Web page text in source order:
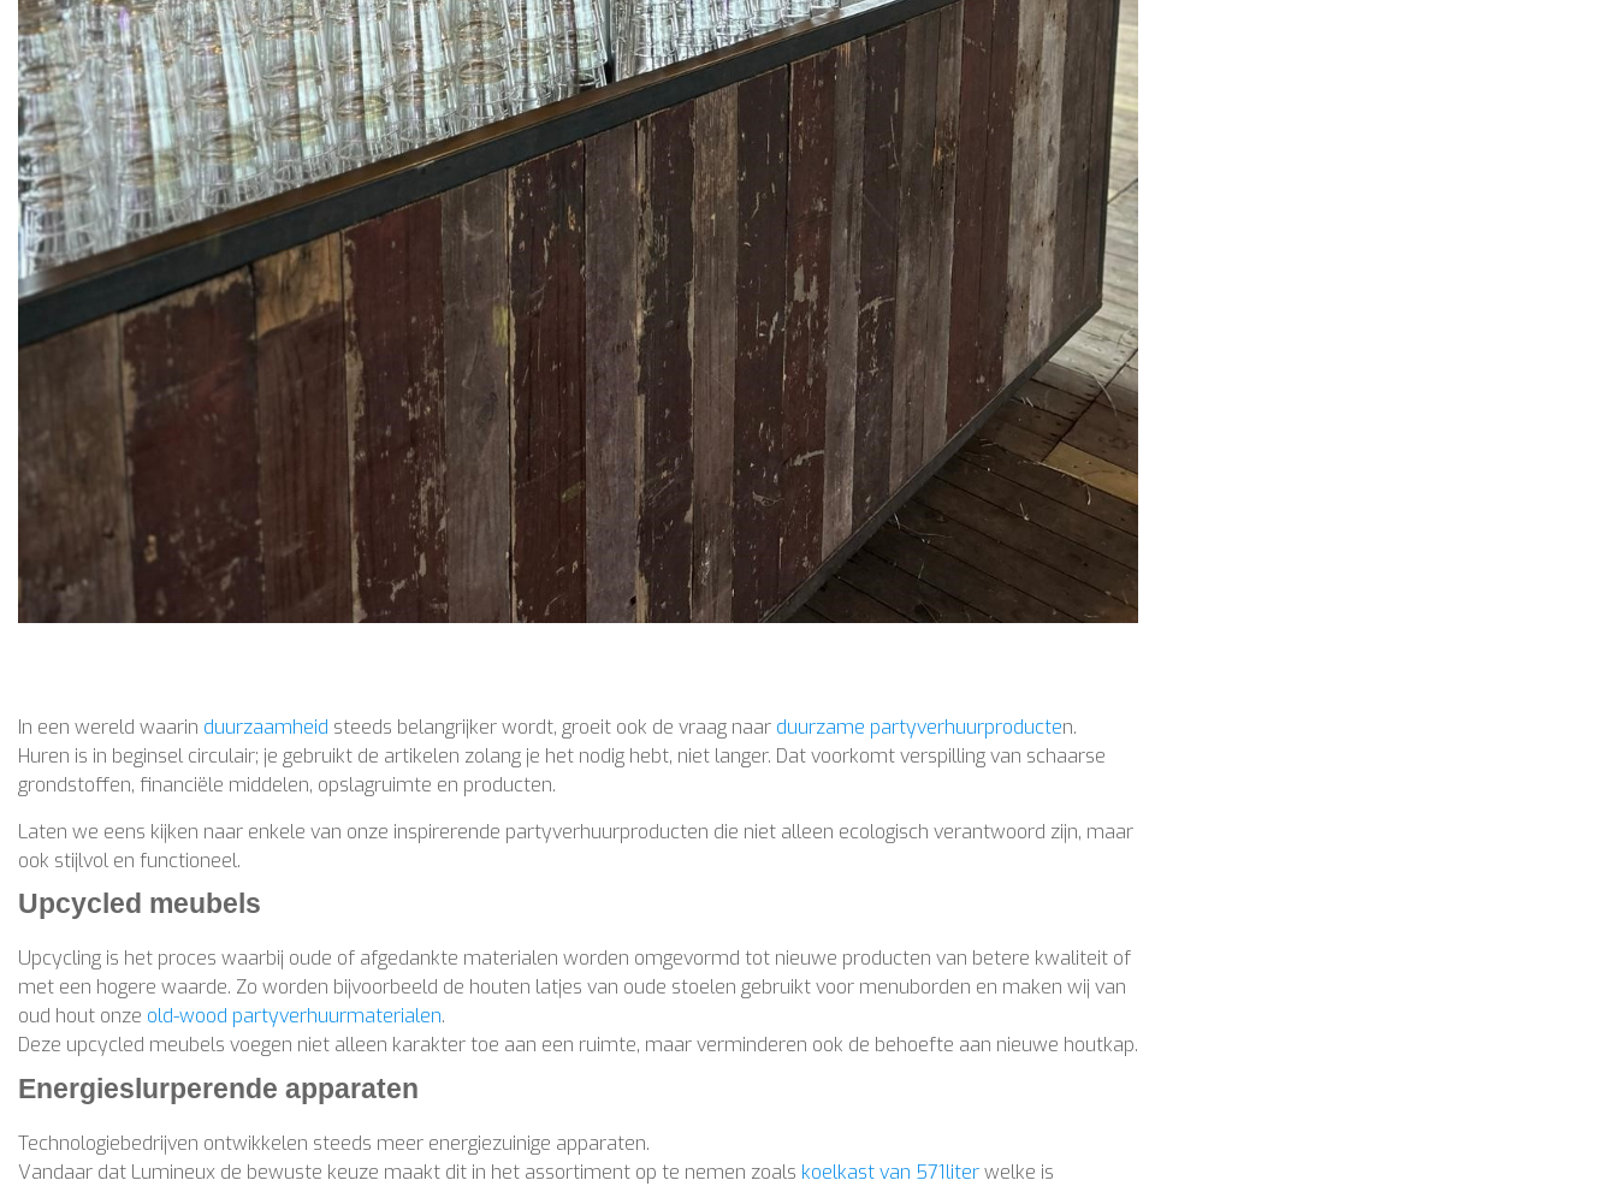
In een wereld waarin duurzaamheid steeds belangrijker wordt, groeit ook de vraag naar duurzame partyverhuurproducten.
Huren is in beginsel circulair; je gebruikt de artikelen zolang je het nodig hebt, niet langer. Dat voorkomt verspilling van schaarse
grondstoffen, financiële middelen, opslagruimte en producten.
Laten we eens kijken naar enkele van onze inspirerende partyverhuurproducten die niet alleen ecologisch verantwoord zijn, maar
ook stijlvol en functioneel.
Upcycled meubels
Upcycling is het proces waarbij oude of afgedankte materialen worden omgevormd tot nieuwe producten van betere kwaliteit of
met een hogere waarde. Zo worden bijvoorbeeld de houten latjes van oude stoelen gebruikt voor menuborden en maken wij van
oud hout onze old-wood partyverhuurmaterialen.
Deze upcycled meubels voegen niet alleen karakter toe aan een ruimte, maar verminderen ook de behoefte aan nieuwe houtkap.
Energieslurperende apparaten
Technologiebedrijven ontwikkelen steeds meer energiezuinige apparaten.
Vandaar dat Lumineux de bewuste keuze maakt dit in het assortiment op te nemen zoals koelkast van 571literwelke is